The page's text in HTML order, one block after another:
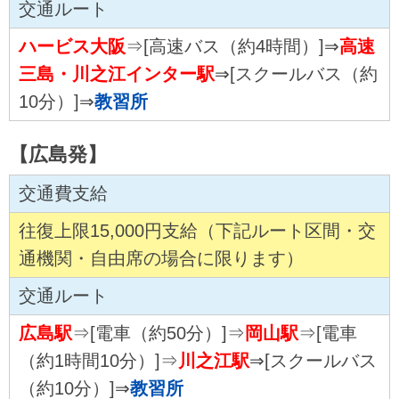
交通ルート
ハービス大阪⇒[高速バス（約4時間）]⇒高速
三島・川之江インター駅⇒[スクールバス（約
10分）]⇒教習所
【広島発】
交通費支給
往復上限15,000円支給（下記ルート区間・交
通機関・自由席の場合に限ります）
交通ルート
広島駅⇒[電車（約50分）]⇒ 岡山駅⇒[電車
（約1時間10分）]⇒ 川之江駅⇒[スクールバス
（約10分）]⇒教習所